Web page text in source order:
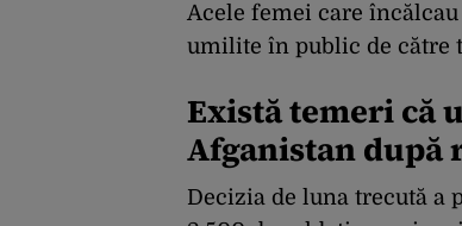
Acele femei care încălcau
umilite în public de către
Există temeri că
Afganistan după
Decizia de luna trecută a